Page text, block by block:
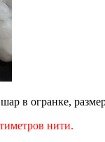
в огранке,
нити.